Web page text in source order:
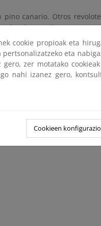
canario. Otros
nos grita muy
pico, para
bosque.
armonías. Concierto para
cookie propioak eta
eta
zer motatako
nahi izanez gero,
Cookieen